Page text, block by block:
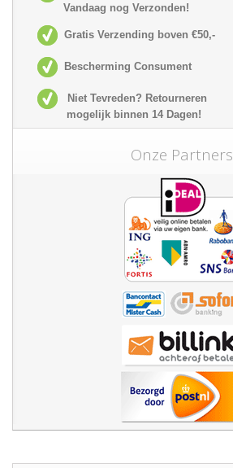
Vandaag nog Verzonden!
Gratis Verzending boven €50,-
Bescherming Consument
Niet Tevreden? Retourneren
mogelijk binnen 14 Dagen!
Onze Partners